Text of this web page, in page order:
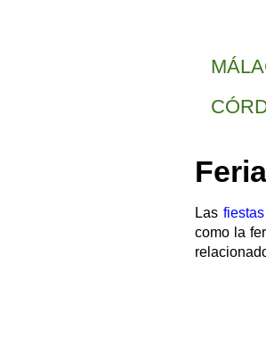
Las
como la